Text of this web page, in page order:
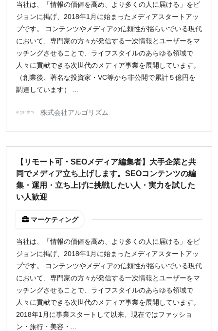
当社は、「情報の価値を高め、より多くの人に届ける」をビ
ジョンに掲げ、2018年1月に始まったメディアスタートアッ
プです。 コンテンツやメディアの信頼性が揺らいでいる現代
において、専門家の方々が発信する一次情報とユーザーをマ
ッチングさせることで、ライフスタイルのあらゆる領域で
人々に貢献できる次世代のメディア事業を展開しています。
（創業後、著名な投資家・VC等から非公開で累計５億円を
調達しています） ...
株式会社アルゴリズム
【リモート可・SEOメディア編集者】大手企業と共
同でメディア立ち上げします。SEOコンテンツの編
集・運用・立ち上げに挑戦したい人・実力を試した
い人歓迎
マーケティング
当社は、「情報の価値を高め、より多くの人に届ける」をビ
ジョンに掲げ、2018年1月に始まったメディアスタートアッ
プです。 コンテンツやメディアの信頼性が揺らいでいる現代
において、専門家の方々が発信する一次情報とユーザーをマ
ッチングさせることで、ライフスタイルのあらゆる領域で
人々に貢献できる次世代のメディア事業を展開しています。
2018年1月に事業スタートして以来、現在ではファッショ
ン・旅行・美容・...